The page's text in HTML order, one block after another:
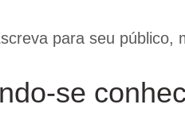
para seu público,
se